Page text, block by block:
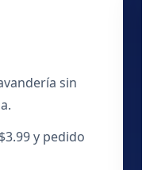
sin
y pedido